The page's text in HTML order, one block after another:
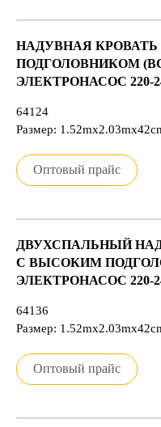
НАДУВНАЯ
ПОДГОЛОВНИКОМ
ЭЛЕКТРОНАСОС 220-
64124
Размер:
Оптовый прайс
ДВУХСПАЛЬНЫЙ
С ВЫСОКИМ
ЭЛЕКТРОНАСОС 220-
64136
Размер:
Оптовый прайс